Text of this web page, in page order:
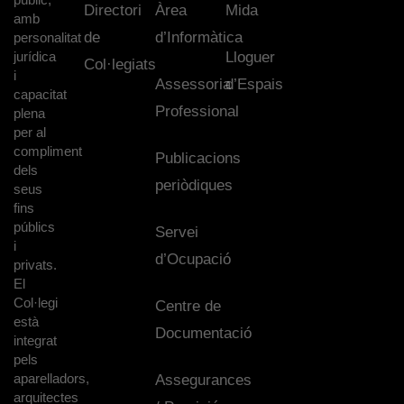
amb
personalitat
jurídica
i
capacitat
plena
per al
compliment
dels
seus
fins
públics
i
privats.
El
Col·legi
està
integrat
pels
aparelladors,
arquitectes
Directori
de
Col·legiats
Àrea
d’Informàtica
Assessoria
Professional
Publicacions
periòdiques
Servei
d’Ocupació
Centre de
Documentació
Assegurances
Mida
Lloguer
d’Espais